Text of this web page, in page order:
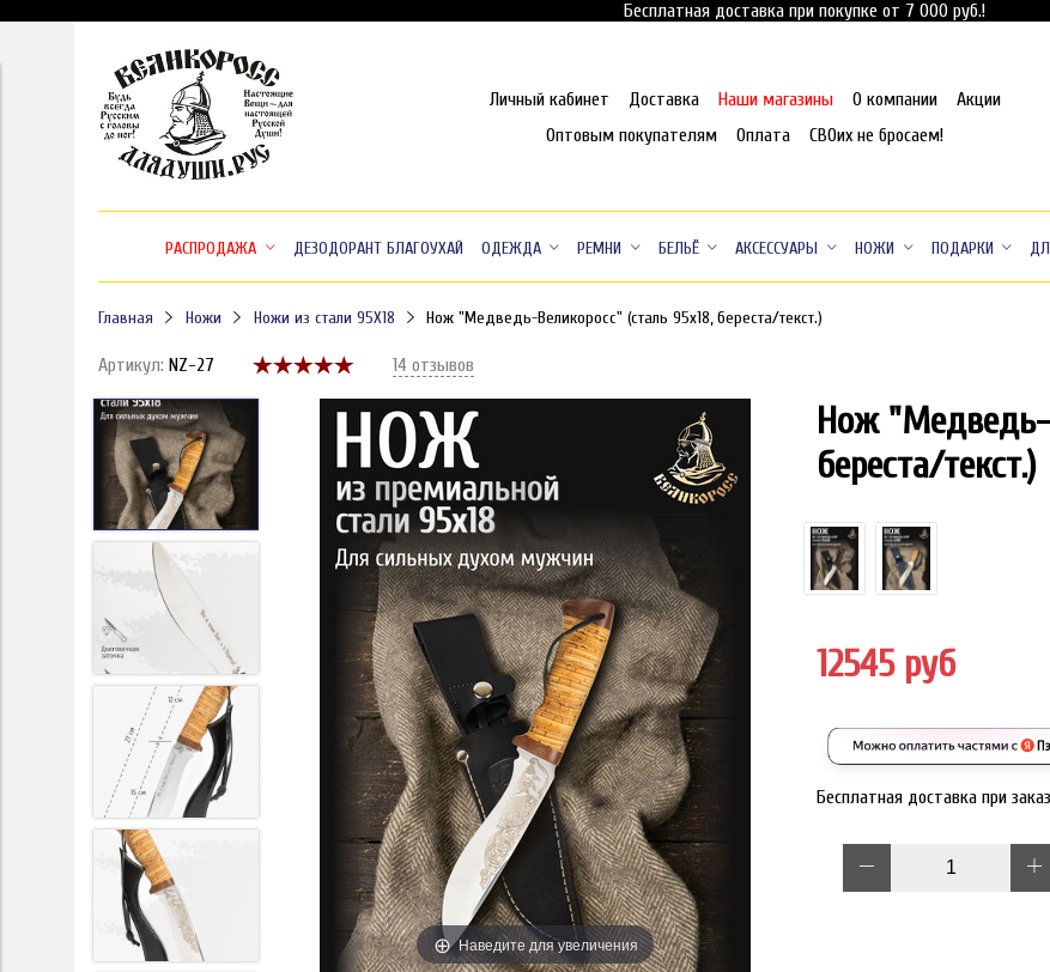
Бесплатная доставка при покупке от 7 000 руб.!
Личный кабинет Доставка Наши магазины О компании
Акции
Оптовым покупателям
Оплата СВОих не бросаем!
РАСПРОДАЖА ДЕЗОДОРАНТ БЛАГОУХАЙ ОДЕЖДА РЕМНИ БЕЛЬЁ АКСЕССУАРЫ НОЖИ ПОДАРКИ
Главная Ножи Ножи из стали 95X18 Нож "Медведь-Великоросс" (сталь 95x18, береста/текст.)
Артикул: NZ-27 14 отзывов
Наведите для увеличения
Нож "Медведь-
береста/текст.)
12545 руб
Бесплатная доставка при